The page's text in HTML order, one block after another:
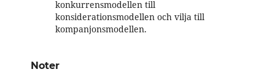
konkurrensmodellen till
konsiderationsmodellen och vilja till
kompanjonsmodellen.
Noter